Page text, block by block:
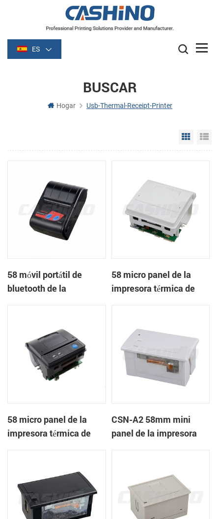
ES
BUSCAR
Hogar Usb-Thermal-Receipt-Printer
Grid
58 móvil portátil de
bluetooth de la
58 micro panel de la
impresora térmica de
58 micro panel de la
impresora térmica de
CSN-A2 58mm mini
panel de la impresora